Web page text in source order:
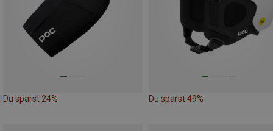
Du sparst 24% Du sparst 49%